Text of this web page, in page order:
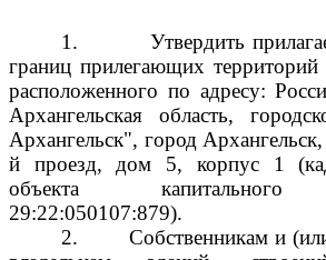
1.
Утвердить
границ прилегающих территорий
расположенного по адресу:
Архангельская область,
Архангельск", город
й проезд, дом 5, корпус 1
объекта капитального
29:22:050107:879).
2.
Собственникам и